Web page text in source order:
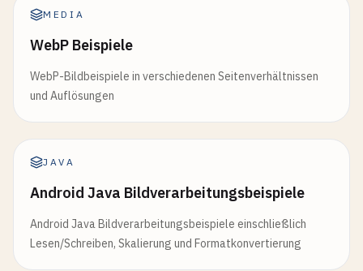
MEDIA
WebP Beispiele
WebP-Bildbeispiele in verschiedenen Seitenverhältnissen
und Auflösungen
JAVA
Android Java Bildverarbeitungsbeispiele
Android Java Bildverarbeitungsbeispiele einschließlich
Lesen/Schreiben, Skalierung und Formatkonvertierung